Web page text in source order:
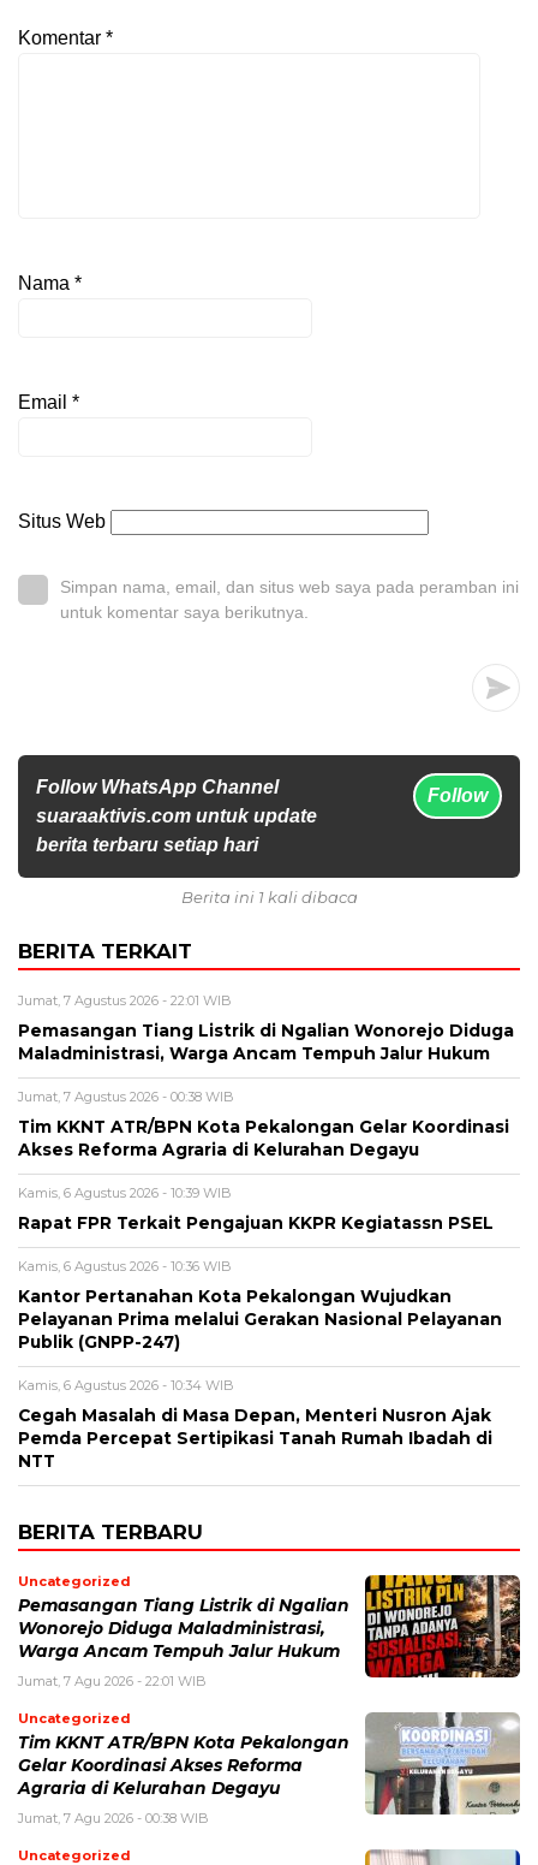
Komentar *
Nama *
Email *
Situs Web
Simpan nama, email, dan situs web saya pada peramban ini
untuk komentar saya berikutnya.
Follow WhatsApp Channel
suaraaktivis.com untuk update
berita terbaru setiap hari
Follow
Berita ini 1 kali dibaca
BERITA TERKAIT
Jumat, 7 Agustus 2026 - 22:01 WIB
Pemasangan Tiang Listrik di Ngalian Wonorejo Diduga
Maladministrasi, Warga Ancam Tempuh Jalur Hukum
Jumat, 7 Agustus 2026 - 00:38 WIB
Tim KKNT ATR/BPN Kota Pekalongan Gelar Koordinasi
Akses Reforma Agraria di Kelurahan Degayu
Kamis, 6 Agustus 2026 - 10:39 WIB
Rapat FPR Terkait Pengajuan KKPR Kegiatassn PSEL
Kamis, 6 Agustus 2026 - 10:36 WIB
Kantor Pertanahan Kota Pekalongan Wujudkan
Pelayanan Prima melalui Gerakan Nasional Pelayanan
Publik (GNPP-247)
Kamis, 6 Agustus 2026 - 10:34 WIB
Cegah Masalah di Masa Depan, Menteri Nusron Ajak
Pemda Percepat Sertipikasi Tanah Rumah Ibadah di
NTT
BERITA TERBARU
Uncategorized
Pemasangan Tiang Listrik di Ngalian
Wonorejo Diduga Maladministrasi,
Warga Ancam Tempuh Jalur Hukum
Jumat, 7 Agu 2026 - 22:01 WIB
Uncategorized
Tim KKNT ATR/BPN Kota Pekalongan
Gelar Koordinasi Akses Reforma
Agraria di Kelurahan Degayu
Jumat, 7 Agu 2026 - 00:38 WIB
Uncategorized